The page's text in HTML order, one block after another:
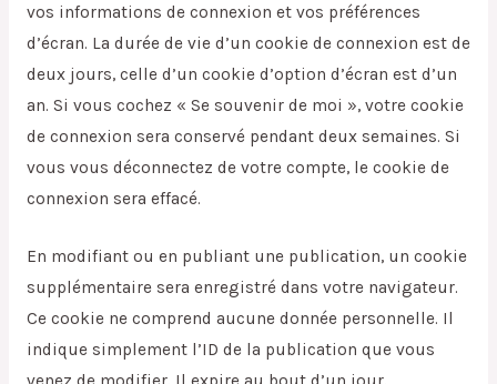
vos informations de connexion et vos préférences
d’écran. La durée de vie d’un cookie de connexion est de
deux jours, celle d’un cookie d’option d’écran est d’un
an. Si vous cochez « Se souvenir de moi », votre cookie
de connexion sera conservé pendant deux semaines. Si
vous vous déconnectez de votre compte, le cookie de
connexion sera effacé.
En modifiant ou en publiant une publication, un cookie
supplémentaire sera enregistré dans votre navigateur.
Ce cookie ne comprend aucune donnée personnelle. Il
indique simplement l’ID de la publication que vous